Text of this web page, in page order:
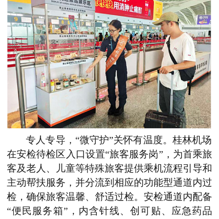
专人专导，“微守护”关怀有温度。桂林机场
在安检待检区入口设置“旅客服务岗”，为首乘旅
客及老人、儿童等特殊旅客提供乘机流程引导和
主动帮扶服务，并分流到相应的功能型通道内过
检，确保旅客温馨、舒适过检。安检通道内配备
“便民服务箱”，内含针线、创可贴、应急药品